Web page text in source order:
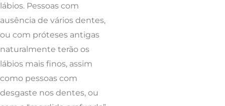
lábios. Pessoas com
ausência de vários dentes,
ou com próteses antigas
naturalmente terão os
lábios mais finos, assim
como pessoas com
desgaste nos dentes, ou